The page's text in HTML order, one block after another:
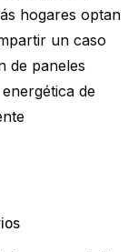
hogares optan
un caso
de paneles
de